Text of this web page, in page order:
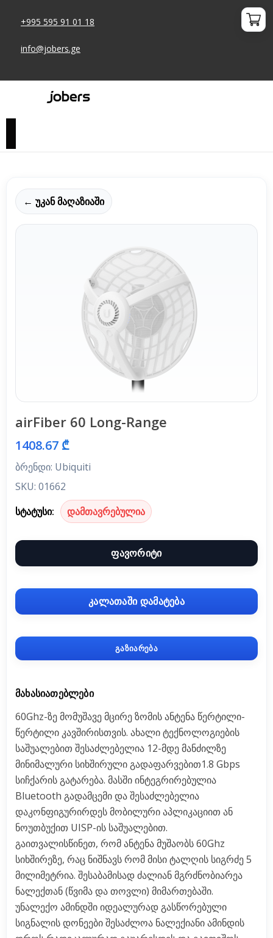
+995 595 91 01 18
info@jobers.ge
← უკან მაღაზიაში
airFiber 60 Long-Range
1408.67 ₾
ბრენდი: Ubiquiti
SKU: 01662
სტატუსი:
დამთავრებულია
ფავორიტი
კალათაში დამატება
გაზიარება
ᲛᲐᲮᲐᲡᲘᲐᲗᲔᲑᲚᲔᲑᲘ
60Ghz-ზე მომუშავე მცირე ზომის ანტენა წერტილი-
წერტილი კავშირისთვის. ახალი ტექნოლოგიების
საშუალებით შესაძლებელია 12-მდე მანძილზე
მინიმალური სიხშირული გადაფარვებით1.8 Gbps
სიჩქარის გატარება. მასში ინტეგრირებულია
Bluetooth გადამცემი და შესაძლებელია
დაკონფიგურირდეს მობილური აპლიკაციით ან
ნოუთბუქით UISP-ის საშუალებით.
გაითვალისწინეთ, რომ ანტენა მუშაობს 60Ghz
სიხშირეზე, რაც ნიშნავს რომ მისი ტალღის სიგრძე 5
მილიმეტრია. შესაბამისად ძალიან მგრძნობიარეა
ნალექთან (წვიმა და თოვლი) მიმართებაში.
უნალექო ამინდში იდეალურად გასწორებული
სიგნალის დონეები შესაძლოა ნალექიანი ამინდის